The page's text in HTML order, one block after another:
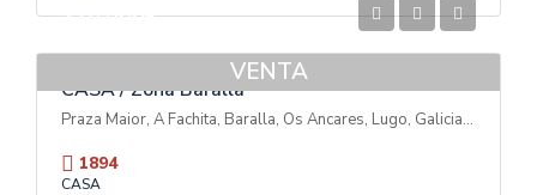
VENTA
220.000€
CASA / Zona Baralla
Praza Maior, A Fachita, Baralla, Os Ancares, Lugo, Galicia, 27686, España
1894
CASA